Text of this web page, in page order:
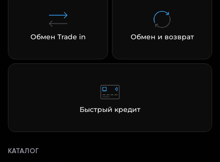
Обмен Trade in Обмен и возврат
Быстрый кредит
КАТАЛОГ